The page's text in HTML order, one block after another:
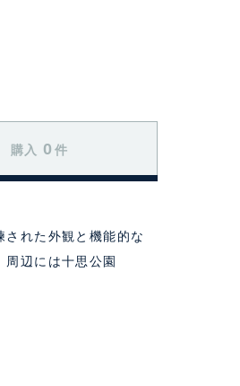
購入 0 件
れた外観と機能的な
辺には十思公園